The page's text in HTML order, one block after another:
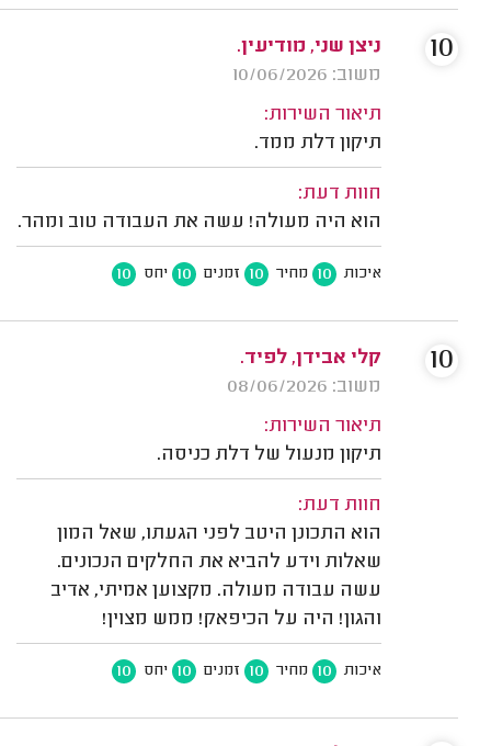
ניצן שני, מודיעין.
משוב: 10/06/2026
תיאור השירות:
תיקון דלת ממד.
חוות דעת:
הוא היה מעולה! עשה את העבודה טוב ומהר.
איכות 10 מחיר 10 זמנים 10 יחס 10
10
קלי אבידן, לפיד.
משוב: 08/06/2026
תיאור השירות:
תיקון מנעול של דלת כניסה.
חוות דעת:
הוא התכונן היטב לפני הגעתו, שאל המון
שאלות וידע להביא את החלקים הנכונים.
עשה עבודה מעולה. מקצוען אמיתי, אדיב
והגון! היה על הכיפאק! ממש מצוין!
איכות 10 מחיר 10 זמנים 10 יחס 10
10